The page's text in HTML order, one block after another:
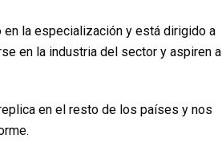
en la especialización y está dirigido a
en la industria del sector y aspiren a
en el resto de los países y nos